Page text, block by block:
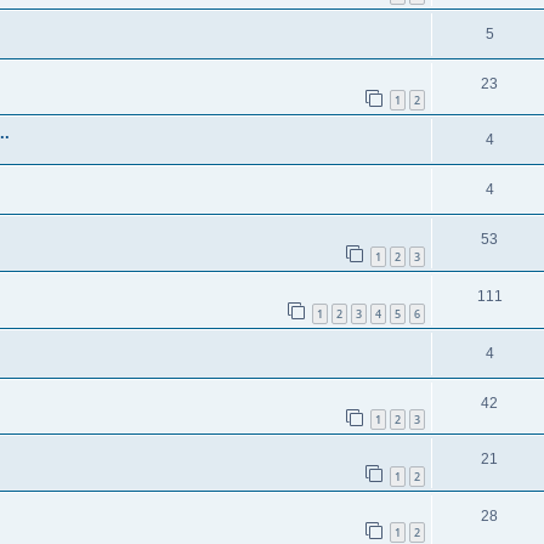
5
1 2
23
4
4
1 2 3
53
1 2 3 4 5 6
111
4
1 2 3
42
1 2
21
1 2
28